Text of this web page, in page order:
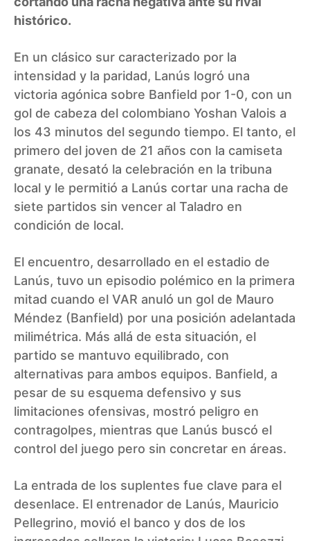
histórico.
En un clásico sur caracterizado por la
intensidad y la paridad, Lanús logró una
victoria agónica sobre Banfield por 1-0, con un
gol de cabeza del colombiano Yoshan Valois a
los 43 minutos del segundo tiempo. El tanto, el
primero del joven de 21 años con la camiseta
granate, desató la celebración en la tribuna
local y le permitió a Lanús cortar una racha de
siete partidos sin vencer al Taladro en
condición de local.
El encuentro, desarrollado en el estadio de
Lanús, tuvo un episodio polémico en la primera
mitad cuando el VAR anuló un gol de Mauro
Méndez (Banfield) por una posición adelantada
milimétrica. Más allá de esta situación, el
partido se mantuvo equilibrado, con
alternativas para ambos equipos. Banfield, a
pesar de su esquema defensivo y sus
limitaciones ofensivas, mostró peligro en
contragolpes, mientras que Lanús buscó el
control del juego pero sin concretar en áreas.
La entrada de los suplentes fue clave para el
desenlace. El entrenador de Lanús, Mauricio
Pellegrino, movió el banco y dos de los